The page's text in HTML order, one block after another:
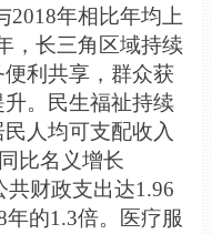
2018年相比年均上
，长三角区域持续
利共享，群众获
。民生福祉持续
人均可支配收入
比名义增长
共财政支出达1.96
年的1.3倍。医疗服